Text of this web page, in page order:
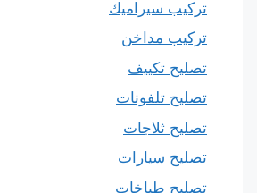
تركيب سيراميك
تركيب مداخن
تصليح تكييف
تصليح تلفونات
تصليح ثلاجات
تصليح سيارات
تصليح طباخات